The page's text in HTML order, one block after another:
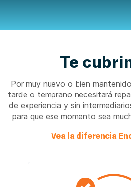
Te
Por muy nuevo o bien
tarde o temprano necesitará
de experiencia y sin
para que ese momento sea
Vea la diferencia